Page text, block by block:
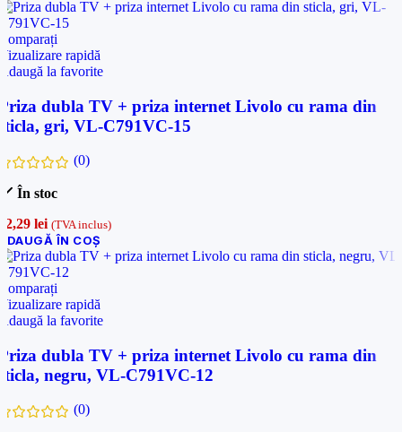
rapidă
la favorite
dubla TV + priza internet Livolo cu rama din
gri, VL-C791VC-15
(0)
În stoc
lei (TVA inclus)
ÎN COȘ
rapidă
la favorite
dubla TV + priza internet Livolo cu rama din
negru, VL-C791VC-12
(0)